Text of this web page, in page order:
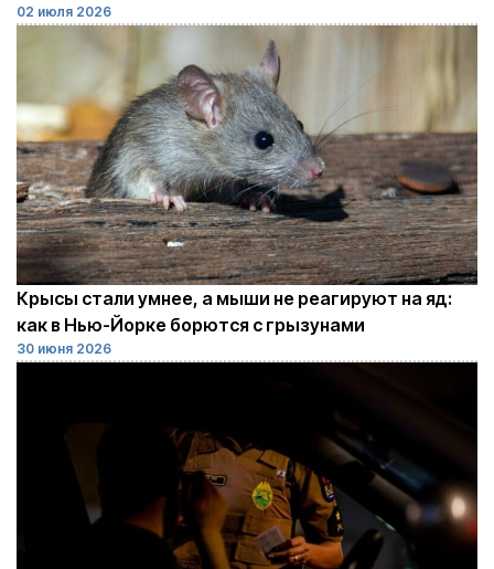
02 июля 2026
30 июня 2026
Крысы стали умнее, а мыши не реагируют на яд:
как в Нью-Йорке борются с грызунами